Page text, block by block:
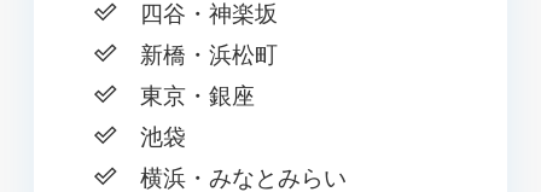
四谷・神楽坂
新橋・浜松町
東京・銀座
池袋
横浜・みなとみらい